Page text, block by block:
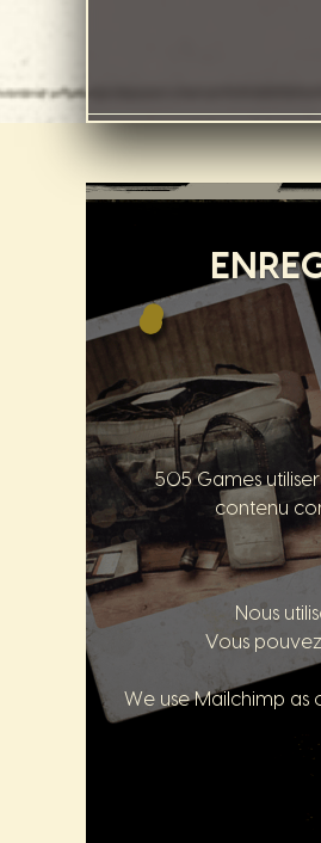
505 Games
contenu
Nous
Vous
We use Mailchimp